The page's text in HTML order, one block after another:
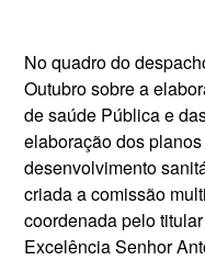
No quadro do
Outubro sobre a
de saúde Pública e
elaboração dos
desenvolvimento
criada a comissão
coordenada pelo
Excelência Senhor